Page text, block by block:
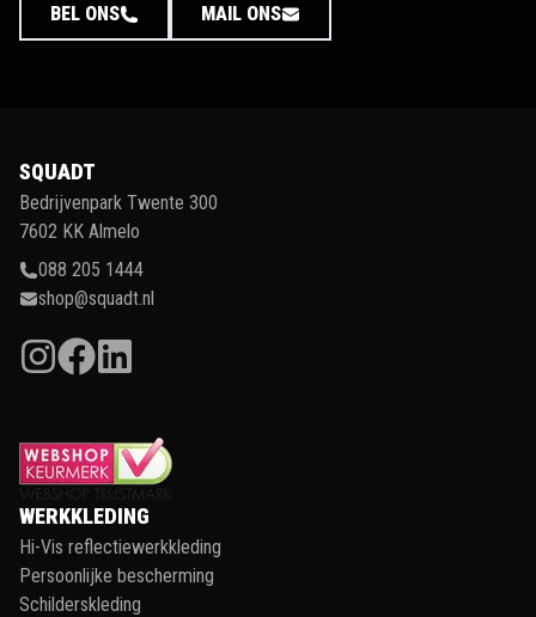
BEL ONS MAIL ONS
SQUADT
Bedrijvenpark Twente 300
7602 KK Almelo
088 205 1444
shop@squadt.nl
WERKKLEDING
Hi-Vis reflectiewerkkleding
Persoonlijke bescherming
Schilderskleding